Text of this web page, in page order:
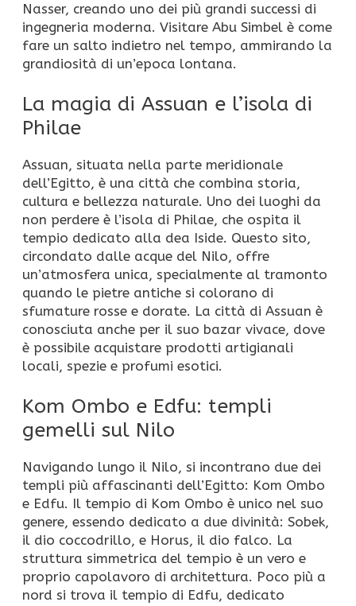
Nasser, creando uno dei più grandi successi di
ingegneria moderna. Visitare Abu Simbel è come
fare un salto indietro nel tempo, ammirando la
grandiosità di un’epoca lontana.
La magia di Assuan e l’isola di
Philae
Assuan, situata nella parte meridionale
dell’Egitto, è una città che combina storia,
cultura e bellezza naturale. Uno dei luoghi da
non perdere è l’isola di Philae, che ospita il
tempio dedicato alla dea Iside. Questo sito,
circondato dalle acque del Nilo, offre
un’atmosfera unica, specialmente al tramonto
quando le pietre antiche si colorano di
sfumature rosse e dorate. La città di Assuan è
conosciuta anche per il suo bazar vivace, dove
è possibile acquistare prodotti artigianali
locali, spezie e profumi esotici.
Kom Ombo e Edfu: templi
gemelli sul Nilo
Navigando lungo il Nilo, si incontrano due dei
templi più affascinanti dell’Egitto: Kom Ombo
e Edfu. Il tempio di Kom Ombo è unico nel suo
genere, essendo dedicato a due divinità: Sobek,
il dio coccodrillo, e Horus, il dio falco. La
struttura simmetrica del tempio è un vero e
proprio capolavoro di architettura. Poco più a
nord si trova il tempio di Edfu, dedicato